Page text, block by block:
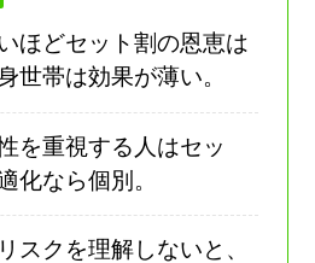
ほどセット割の恩恵は
世帯は効果が薄い。
を重視する人はセッ
化なら個別。
スクを理解しないと、